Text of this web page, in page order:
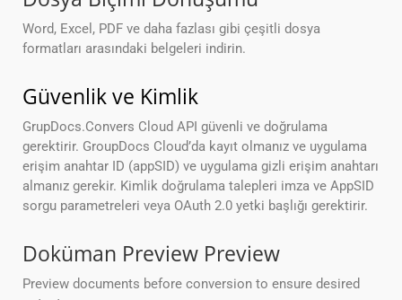
Word, Excel, PDF ve daha fazlası gibi çeşitli dosya
formatları arasındaki belgeleri indirin.
Güvenlik ve Kimlik
GrupDocs.Convers Cloud API güvenli ve doğrulama
gerektirir. GroupDocs Cloud’da kayıt olmanız ve uygulama
erişim anahtar ID (appSID) ve uygulama gizli erişim anahtarı
almanız gerekir. Kimlik doğrulama talepleri imza ve AppSID
sorgu parametreleri veya OAuth 2.0 yetki başlığı gerektirir.
Doküman Preview Preview
Preview documents before conversion to ensure desired